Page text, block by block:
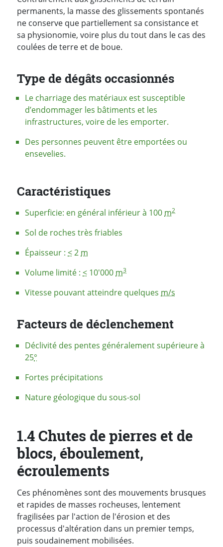
permanents, la masse des glissements spontanés
ne conserve que partiellement sa consistance et
sa physionomie, voire plus du tout dans le cas des
coulées de terre et de boue.
Type de dégâts occasionnés
Le charriage des matériaux est susceptible
d’endommager les bâtiments et les
infrastructures, voire de les emporter.
Des personnes peuvent être emportées ou
ensevelies.
Caractéristiques
Superficie: en général inférieur à 100 m2
Sol de roches très friables
Épaisseur : <2 m
Volume limité : < 10'000 m3
Vitesse pouvant atteindre quelques m/s
Facteurs de déclenchement
Déclivité des pentes généralement supérieure à
25°
Fortes précipitations
Nature géologique du sous-sol
1.4 Chutes de pierres et de
blocs, éboulement,
écroulements
Ces phénomènes sont des mouvements brusques
et rapides de masses rocheuses, lentement
fragilisées par l'action de l'érosion et des
processus d'altération dans un premier temps,
puis soudainement mobilisées.